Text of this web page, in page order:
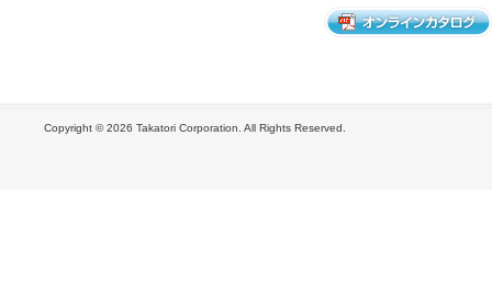
Copyright ©2026 Takatori Corporation. All Rights Reserved.